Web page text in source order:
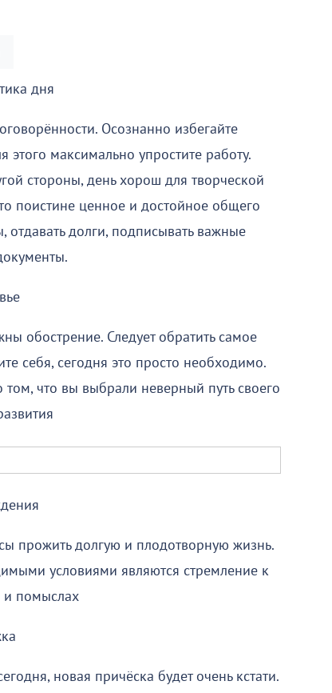
дня
Осознанно избегайте
максимально упростите работу.
стороны, день хорош для творческой
поистине ценное и достойное общего
отдавать долги, подписывать важные
обострение. Следует обратить самое
себя, сегодня это просто необходимо.
что вы выбрали неверный путь своего
прожить долгую и плодотворную жизнь.
условиями являются стремление к
и помыслах
новая причёска будет очень кстати.